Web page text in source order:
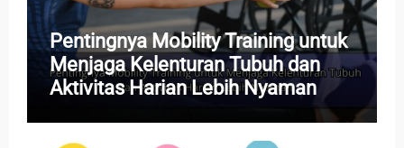
Pentingnya Mobility Training untuk
Menjaga Kelenturan Tubuh dan
Aktivitas Harian Lebih Nyaman